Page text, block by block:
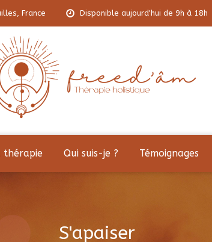
France Disponible aujourd'hui de 9h à 18h
thérapie Qui suis-je ? Témoignages
S'apaiser